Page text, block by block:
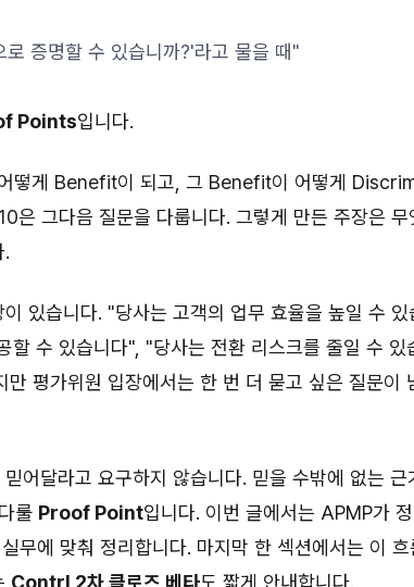
증명할 수 있습니까?'라고 물을 때"
Points입니다.
떻게 Benefit이 되고, 그 Benefit이 어떻게
은 그다음 질문을 다룹니다. 그렇게 만든 주장은 무
.
있습니다. "당사는 고객의 업무 효율을 높일 수 있
할 수 있습니다", "당사는 전환 리스크를 줄일 수 있
만 평가위원 입장에서는 한 번 더 묻고 싶은 질문이
믿어달라고 요구하지 않습니다. 믿을 수밖에 없는 근
룰 Proof Point입니다. 이번 글에서는 APMP가
무에 맞춰 정리합니다. 마지막 한 섹션에서는 이 흐
Contrl 2차 클로즈 베타도 짧게 안내합니다.